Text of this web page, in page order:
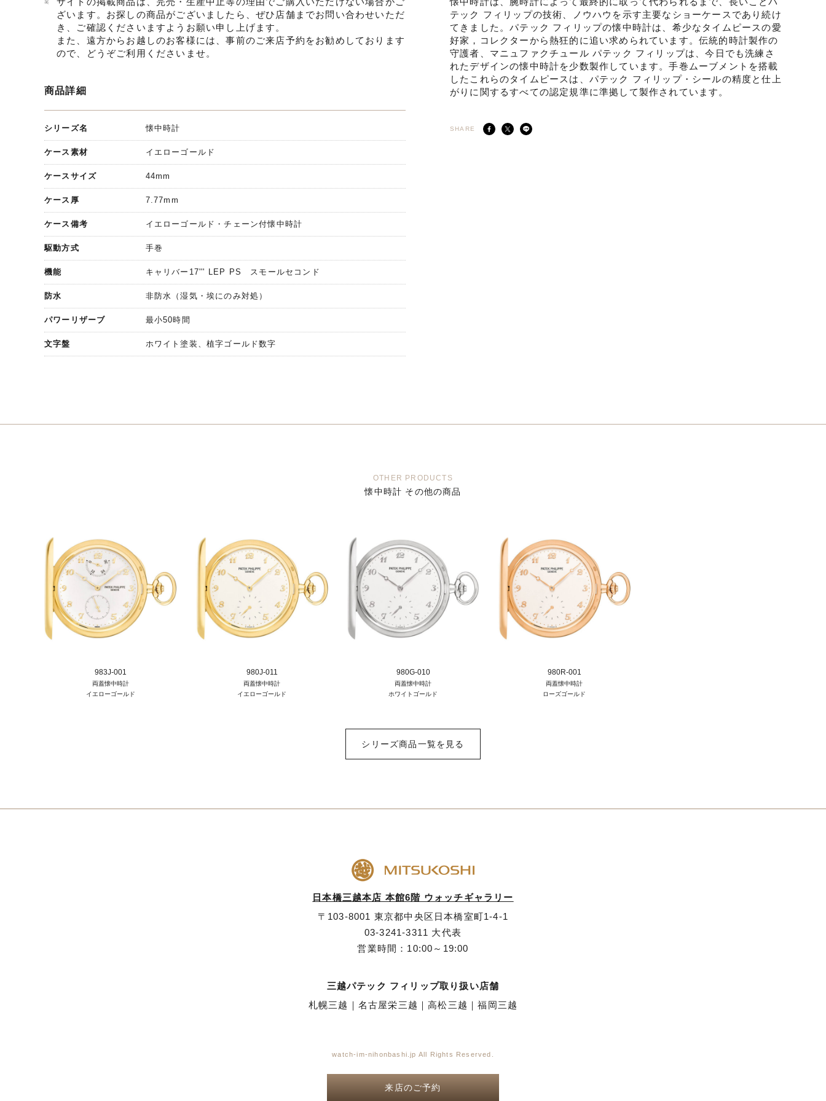
ざいます。お探しの商品がございましたら、ぜひ店舗までお問い合わせいただ
き、ご確認くださいますようお願い申し上げます。
また、遠方からお越しのお客様には、事前のご来店予約をお勧めしております
ので、どうぞご利用くださいませ。
商品詳細
シリーズ名 懐中時計
ケース素材 イエローゴールド
ケースサイズ 44mm
ケース厚 7.77mm
ケース備考 イエローゴールド・チェーン付懐中時計
駆動方式 手巻
機能 キャリバー17''' LEP PS スモールセコンド
防水 非防水（湿気・埃にのみ対処）
パワーリザーブ 最小50時間
文字盤 ホワイト塗装、植字ゴールド数字
テック フィリップの技術、ノウハウを示す主要なショーケースであり続け
てきました。パテック フィリップの懐中時計は、希少なタイムピースの愛
好家，コレクターから熱狂的に追い求められています。伝統的時計製作の
守護者、マニュファクチュール パテック フィリップは、今日でも洗練さ
れたデザインの懐中時計を少数製作しています。手巻ムーブメントを搭載
したこれらのタイムピースは、パテック フィリップ・シールの精度と仕上
がりに関するすべての認定規準に準拠して製作されています。
SHARE
OTHER PRODUCTS
懐中時計 その他の商品
983J-001
両蓋懐中時計
イエローゴールド
980J-011
両蓋懐中時計
イエローゴールド
980G-010
両蓋懐中時計
ホワイトゴールド
980R-001
両蓋懐中時計
ローズゴールド
シリーズ商品一覧を見る
日本橋三越本店 本館6階 ウォッチギャラリー
〒103-8001 東京都中央区日本橋室町1-4-1
03-3241-3311 大代表
営業時間：10:00～19:00
三越パテック フィリップ取り扱い店舗
札幌三越 ｜ 名古屋栄三越 ｜高松三越 ｜福岡三越
watch-im-nihonbashi.jp All Rights Reserved.
来店のご予約